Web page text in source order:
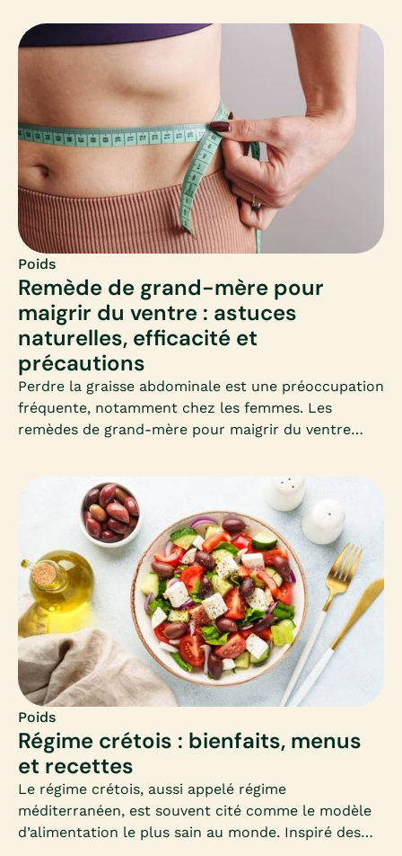
panorama clair et adapté, à destination des femmes
qui souhaitent perdre du poids et s’interrogent sur
Poids
Remède de grand-mère pour
maigrir du ventre : astuces
naturelles, efficacité et
précautions
Perdre la graisse abdominale est une préoccupation
fréquente, notamment chez les femmes. Les
remèdes de grand-mère pour maigrir du ventre
Mais que valent-ils vraiment ? Découvrons
ensemble les astuces les plus connues, leur
efficacité et les précautions à connaître.
Poids
Régime crétois : bienfaits, menus
et recettes
Le régime crétois, aussi appelé régime
méditerranéen, est souvent cité comme le modèle
d’alimentation le plus sain au monde. Inspiré des